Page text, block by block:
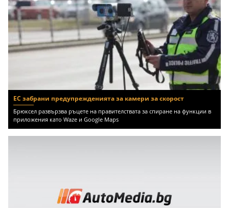
ЕС забрани предупрежденията за камери за скорост
Брюксел развързва ръцете на правителствата за спиране на функции в
приложения като Waze и Google Maps